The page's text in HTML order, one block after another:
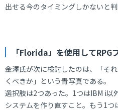
出せる今のタイミングしかないと判
「Florida」を使用して
金澤氏が次に検討したのは、「そ
くべきか」という青写真である。
選択肢は2つあった。1つはIBM i以
システムを作り直すこと。もう1